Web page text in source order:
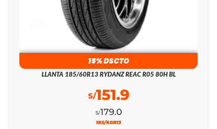
15% DSCTO
LLANTA 185/60R13 RYDANZ REAC R05 80H BL
S/179.0
S/151.9
185/60R13